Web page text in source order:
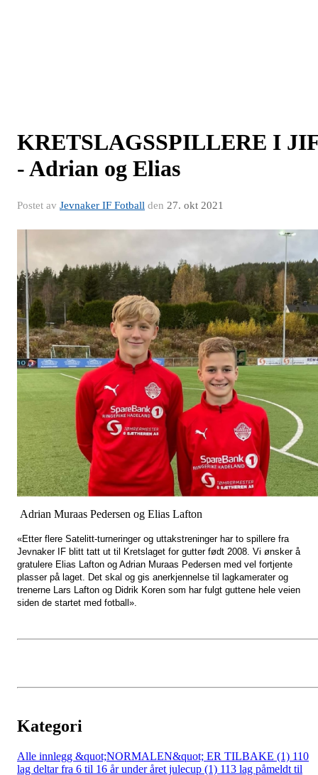
KRETSLAGSSPILLERE I
- Adrian og Elias
Postet av Jevnaker IF Fotball den 27. okt 2021
Adrian Muraas Pedersen og Elias Lafton
«Etter flere Satelitt-turneringer og uttakstreninger har to spillere fra
Jevnaker IF blitt tatt ut til Kretslaget for gutter født 2008. Vi ønsker å
gratulere Elias Lafton og Adrian Muraas Pedersen med vel fortjente
plasser på laget. Det skal og gis anerkjennelse til lagkamerater og
trenerne Lars Lafton og Didrik Koren som har fulgt guttene hele veien
siden de startet med fotball».
Kategori
Alle innlegg &quot;NORMALEN&quot; ER TILBAKE (1) 110
lag deltar fra 6 til 16 år under året julecup (1) 113 lag påmeldt til